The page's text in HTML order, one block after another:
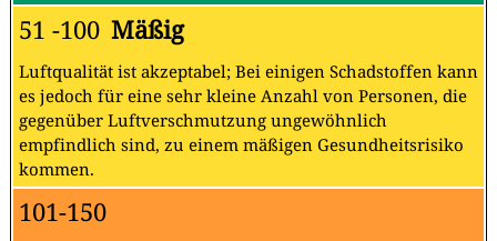
51 -100 Mäßig
Luftqualität ist akzeptabel; Bei einigen Schadstoffen kann
es jedoch für eine sehr kleine Anzahl von Personen, die
gegenüber Luftverschmutzung ungewöhnlich
empfindlich sind, zu einem mäßigen Gesundheitsrisiko
kommen.
101-150